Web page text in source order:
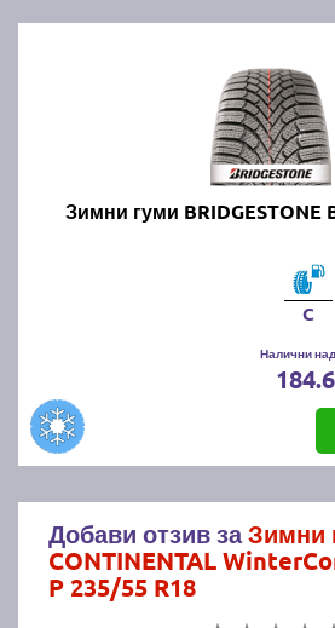
Зимни гуми BRIDGESTONE
C
Налични
Добави отзив заЗимни
CONTINENTAL
P 235/55 R18